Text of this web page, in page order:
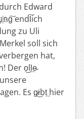
Edward
end͏l͠ich
zu Uli
soll sich
hat,
De͏r o͜ll͢e̴
Es g̷i͜bt͢ hier